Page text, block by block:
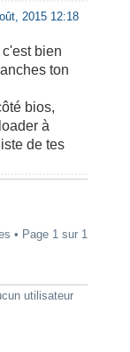
2015 12:18
bien
ton
bios,
à
de tes
• Page 1 sur 1
utilisateur